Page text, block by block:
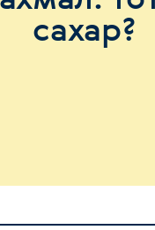
сахар?